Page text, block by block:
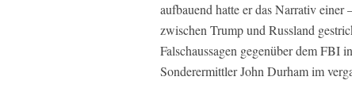
aufbauend hatte er das Narrativ
zwischen Trump und Russland
Falschaussagen gegenüber dem FBI
Sonderermittler John Durham im